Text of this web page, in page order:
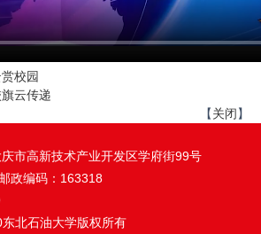
校园
云传递
【关闭】
市高新技术产业开发区学府街99号
邮政编码：163318
东北石油大学版权所有